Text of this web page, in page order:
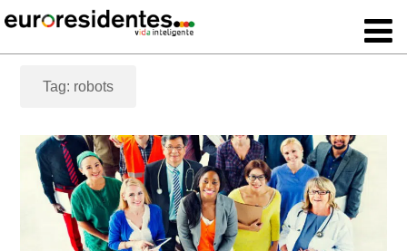
Tag: robots